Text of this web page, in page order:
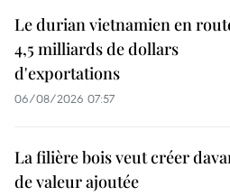
Le durian vietnamien en
4,5 milliards de dollars
d'exportations
06/08/2026 07:57
La filière bois veut créer
de valeur ajoutée